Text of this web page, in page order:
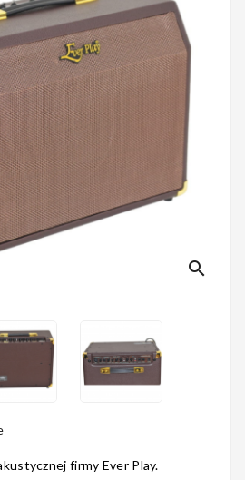
search
1 firmy Ever Play.